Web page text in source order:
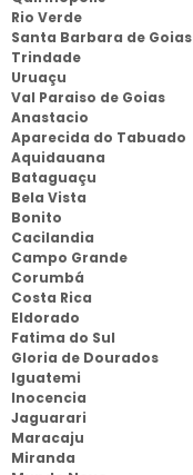
Rio Verde
Santa Barbara de Goias
Trindade
Uruaçu
Val Paraiso de Goias
Anastacio
Aparecida do Tabuado
Aquidauana
Bataguaçu
Bela Vista
Bonito
Cacilandia
Campo Grande
Corumbá
Costa Rica
Eldorado
Fatima do Sul
Gloria de Dourados
Iguatemi
Inocencia
Jaguarari
Maracaju
Miranda